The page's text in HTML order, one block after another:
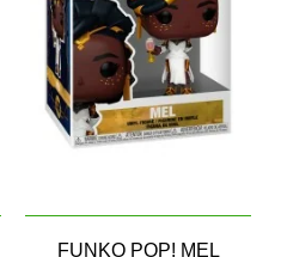
FUNKO POP! MEL